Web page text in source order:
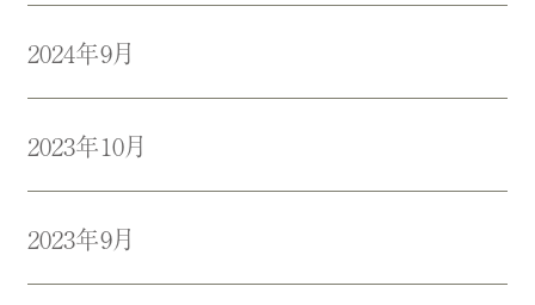
2024年9月
2023年10月
2023年9月